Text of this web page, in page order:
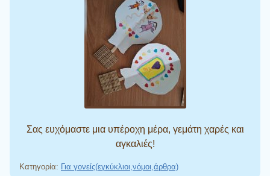
Σας ευχόμαστε μια υπέροχη μέρα, γεμάτη χαρές και
αγκαλιές!
Κατηγορία: Για γονείς(εγκύκλιοι,νόμοι,άρθρα)